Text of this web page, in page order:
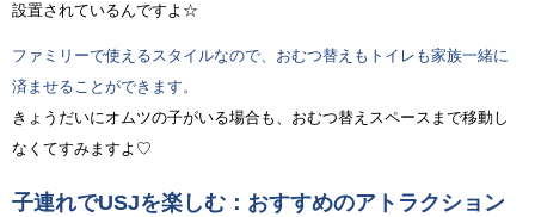
設置されているんですよ☆
ファミリーで使えるスタイルなので、おむつ替えもトイレも家族一緒に
済ませることができます。
きょうだいにオムツの子がいる場合も、おむつ替えスペースまで移動し
なくてすみますよ♡
子連れでUSJを楽しむ：おすすめのアトラクション